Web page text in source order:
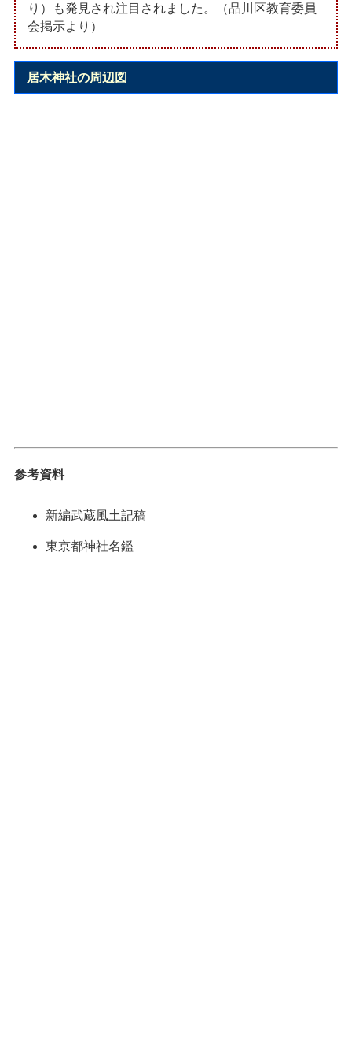
り）も発見され注目されました。（品川区教育委員
会掲示より）
居木神社の周辺図
参考資料
新編武蔵風土記稿
東京都神社名鑑